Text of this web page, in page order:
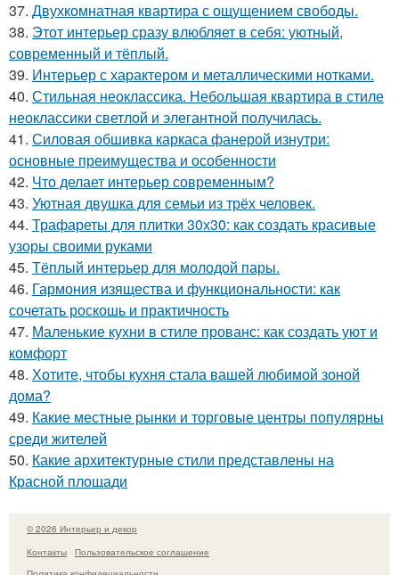
37. Двухкомнатная квартира с ощущением свободы.
38. Этот интерьер сразу влюбляет в себя: уютный,
современный и тёплый.
39. Интерьер с характером и металлическими нотками.
40. Стильная неоклассика. Небольшая квартира в стиле
неоклассики светлой и элегантной получилась.
41. Силовая обшивка каркаса фанерой изнутри:
основные преимущества и особенности
42. Что делает интерьер современным?
43. Уютная двушка для семьи из трёх человек.
44. Трафареты для плитки 30х30: как создать красивые
узоры своими руками
45. Тёплый интерьер для молодой пары.
46. Гармония изящества и функциональности: как
сочетать роскошь и практичность
47. Маленькие кухни в стиле прованс: как создать уют и
комфорт
48. Хотите, чтобы кухня стала вашей любимой зоной
дома?
49. Какие местные рынки и торговые центры популярны
среди жителей
50. Какие архитектурные стили представлены на
Красной площади
© 2026 Интерьер и декор
Контакты
Пользовательское соглашение